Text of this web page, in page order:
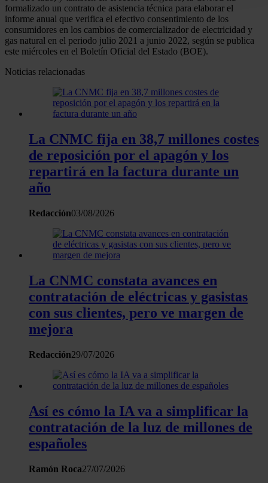
digitales)
Obtenga más información sobre cómo se procesan sus
datos personales y establezca sus preferencias en la
sección de datos. Puede cambiar o retirar su
consentimiento en cualquier momento en la Declaración
Las cookies de este sitio web se usan para personalizar
sociales y analizar el tráfico. Además, compartimos
información sobre el uso que haga del sitio web con
nuestros partners de redes sociales, publicidad y análisis
web, quienes pueden combinarla con otra información
que les haya proporcionado o que hayan recopilado a
partir del uso que haya hecho de sus servicios.
formalizado un contrato de asistencia técnica para elaborar el
informe anual que verifica el efectivo consentimiento de los
consumidores en los cambios de comercializador de electricidad y
gas natural en el periodo julio 2021 a junio 2022, según se publica
este miércoles en el Boletín Oficial del Estado (BOE).
Noticias relacionadas
La CNMC fija en 38,7 millones costes
de reposición por el apagón y los
repartirá en la factura durante un
año
Redacción03/08/2026
La CNMC constata avances en
contratación de eléctricas y gasistas
con sus clientes, pero ve margen de
mejora
Redacción29/07/2026
Así es cómo la IA va a simplificar la
contratación de la luz de millones de
españoles
Ramón Roca27/07/2026